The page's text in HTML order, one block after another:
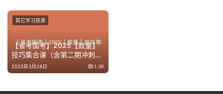
【省考国考】2025【数量】
技巧集合课（含第二期冲刺计
划+讲义）MP4 【2.9GB】
2025年3月28日 1.3K
其它学习资源